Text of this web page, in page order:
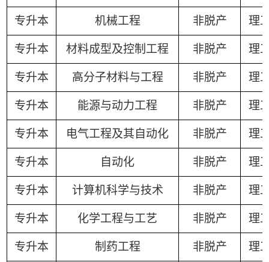
专升本 机械工程 非脱产 理
专升本 材料成型及控制工程 非脱产 理
专升本 高分子材料与工程 非脱产 理
专升本 能源与动力工程 非脱产 理
专升本 电气工程及其自动化 非脱产 理
专升本 自动化 非脱产 理
专升本 计算机科学与技术 非脱产 理
专升本 化学工程与工艺 非脱产 理
专升本 制药工程 非脱产 理